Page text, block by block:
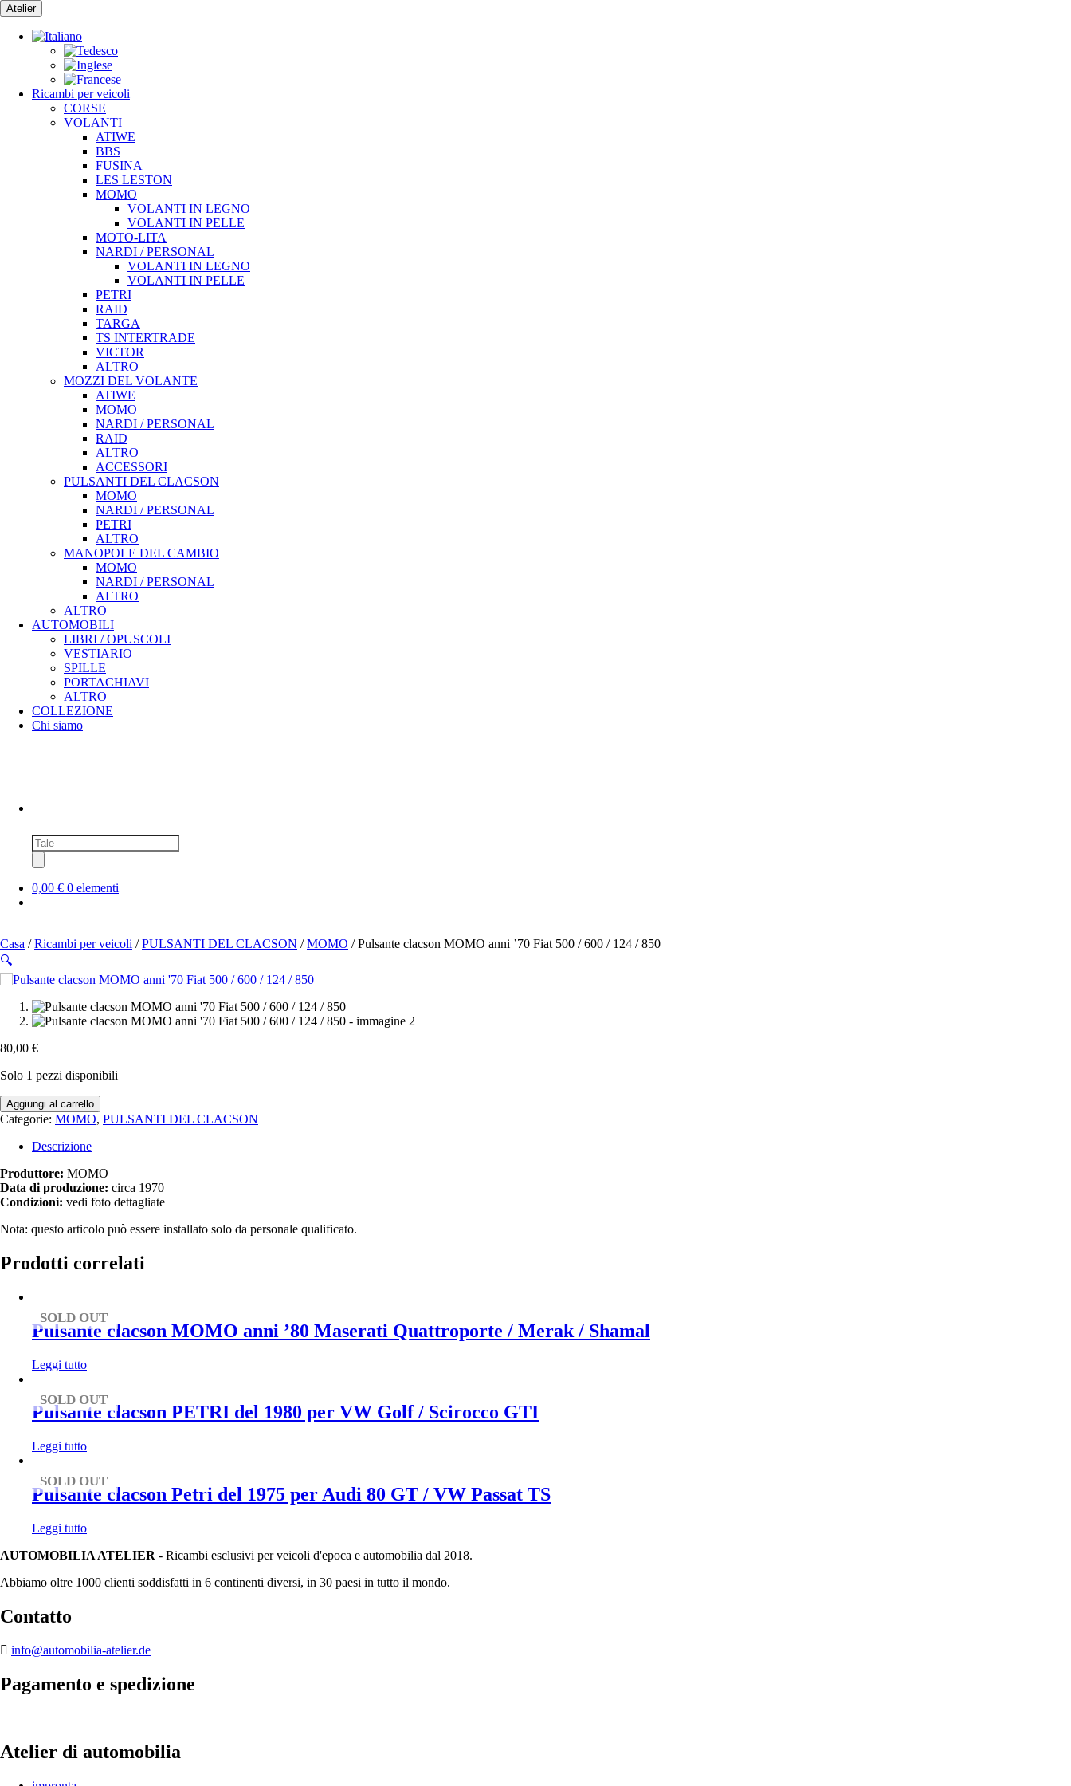
Vai
al
contenuto
Atelier
Ricambi per veicoli
CORSE
VOLANTI
ATIWE
BBS
FUSINA
LES LESTON
MOMO
VOLANTI IN LEGNO
VOLANTI IN PELLE
MOTO-LITA
NARDI / PERSONAL
VOLANTI IN LEGNO
VOLANTI IN PELLE
PETRI
RAID
TARGA
TS INTERTRADE
VICTOR
ALTRO
MOZZI DEL VOLANTE
ATIWE
MOMO
NARDI / PERSONAL
RAID
ALTRO
ACCESSORI
PULSANTI DEL CLACSON
MOMO
NARDI / PERSONAL
PETRI
ALTRO
MANOPOLE DEL CAMBIO
MOMO
NARDI / PERSONAL
ALTRO
ALTRO
AUTOMOBILI
LIBRI / OPUSCOLI
VESTIARIO
SPILLE
PORTACHIAVI
ALTRO
COLLEZIONE
Chi siamo
Ricerca
prodotti
0,00 € 0 elementi
Casa /Ricambi per veicoli /PULSANTI DEL CLACSON /MOMO / Pulsante clacson MOMO anni ’70 Fiat 500 / 600 / 124 / 850
🔍
80,00 €
Solo 1 pezzi disponibili
Pulsante
clacson
MOMO
anni
Fiat
500
/
/
/
850
Aggiungi al carrello
Categorie: MOMO, PULSANTI DEL CLACSON
Descrizione
Produttore: MOMO
Data di produzione: circa 1970
Condizioni: vedi foto dettagliate
Nota: questo articolo può essere installato solo da personale qualificato.
Prodotti correlati
SOLD OUT
Pulsante clacson MOMO anni ’80 Maserati Quattroporte / Merak / Shamal
Leggi tutto
SOLD OUT
Pulsante clacson PETRI del 1980 per VW Golf / Scirocco GTI
Leggi tutto
SOLD OUT
Pulsante clacson Petri del 1975 per Audi 80 GT / VW Passat TS
Leggi tutto
AUTOMOBILIA ATELIER - Ricambi esclusivi per veicoli d'epoca e automobilia dal 2018.
Abbiamo oltre 1000 clienti soddisfatti in 6 continenti diversi, in 30 paesi in tutto il mondo.
Contatto
info@automobilia-atelier.de
Pagamento e spedizione
Atelier di automobilia